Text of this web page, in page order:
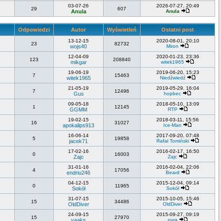
29
03-07-26
Anula 607
2026-07-27, 20:49
Anula
Odpowiedzi Autor Wyświetleń
Ostatni post
23
13-12-15
wojs40 82732
2020-08-01, 20:10
Miron
123
12-04-09
mikgar 208840
2020-01-23, 23:36
witek1965
7
19-06-19
witek1965 15463
2019-06-20, 15:23
Niedźwiedź
7
21-05-19
Gus 12496
2019-05-29, 16:04
hopbec
1
09-05-18
GGMM 12145
2018-05-10, 13:09
RTP
16
19-02-15
apokalips913 31027
2018-03-11, 15:56
Ice-Man
5
16-06-14
jacek71 19858
2017-09-20, 07:48
Rafał Tomiński
0
17-02-16
Zajc 16003
2016-02-17, 16:50
Zajc
4
31-01-16
endriu246 17056
2016-02-04, 22:06
Beard
0
04-12-15
Sokół 11965
2015-12-04, 09:14
Sokół
15
31-07-15
OldDiver 34486
2015-10-05, 15:46
OldDiver
15
24-09-15
27970
2015-09-27, 09:19
pyra